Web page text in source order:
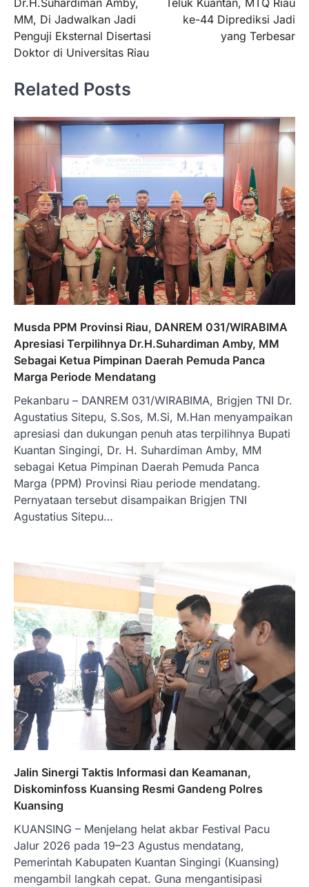
Dr.H.Suhardiman Amby,
MM, Di Jadwalkan Jadi
Penguji Eksternal Disertasi
Doktor di Universitas Riau
Teluk Kuantan, MTQ Riau
ke-44 Diprediksi Jadi
yang Terbesar
Related Posts
Musda PPM Provinsi Riau, DANREM 031/WIRABIMA
Apresiasi Terpilihnya Dr.H.Suhardiman Amby, MM
Sebagai Ketua Pimpinan Daerah Pemuda Panca
Marga Periode Mendatang
Pekanbaru – DANREM 031/WIRABIMA, Brigjen TNI Dr.
Agustatius Sitepu, S.Sos, M.Si, M.Han menyampaikan
apresiasi dan dukungan penuh atas terpilihnya Bupati
Kuantan Singingi, Dr. H. Suhardiman Amby, MM
sebagai Ketua Pimpinan Daerah Pemuda Panca
Marga (PPM) Provinsi Riau periode mendatang.
Pernyataan tersebut disampaikan Brigjen TNI
Agustatius Sitepu…
Jalin Sinergi Taktis Informasi dan Keamanan,
Diskominfoss Kuansing Resmi Gandeng Polres
Kuansing
KUANSING – Menjelang helat akbar Festival Pacu
Jalur 2026 pada 19–23 Agustus mendatang,
Pemerintah Kabupaten Kuantan Singingi (Kuansing)
mengambil langkah cepat. Guna mengantisipasi